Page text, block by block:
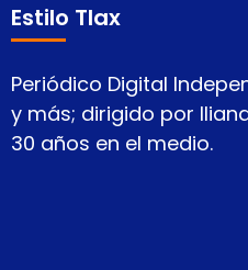
Estilo Tlax
Periódico Digital
y más; dirigido por
30 años en el medio.